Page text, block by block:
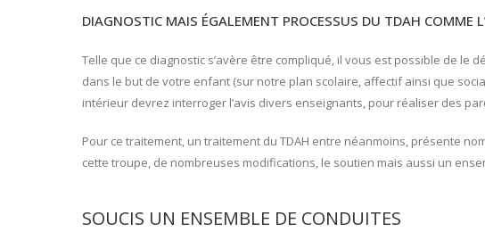
DIAGNOSTIC MAIS ÉGALEMENT PROCESSUS DU TDAH COMME
Telle que ce diagnostic s’avère être compliqué, il vous est possible de
dans le but de votre enfant (sur notre plan scolaire, affectif ainsi que
intérieur devrez interroger l’avis divers enseignants, pour réaliser des
Pour ce traitement, un traitement du TDAH entre néanmoins, présente
cette troupe, de nombreuses modifications, le soutien mais aussi un
SOUCIS UN ENSEMBLE DE CONDUITES